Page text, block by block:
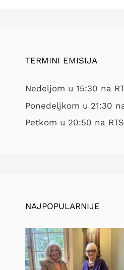
TERMINI EMISIJA
Nedeljom u 15:30 na
Ponedeljkom u 21:30
Petkom u 20:50 na
NAJPOPULARNIJE